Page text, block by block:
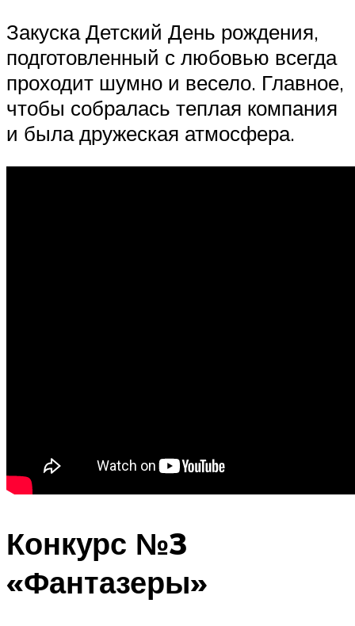
Закуска Детский День рождения,
подготовленный с любовью всегда
проходит шумно и весело. Главное,
чтобы собралась теплая компания
и была дружеская атмосфера.
Конкурс №3
«Фантазеры»